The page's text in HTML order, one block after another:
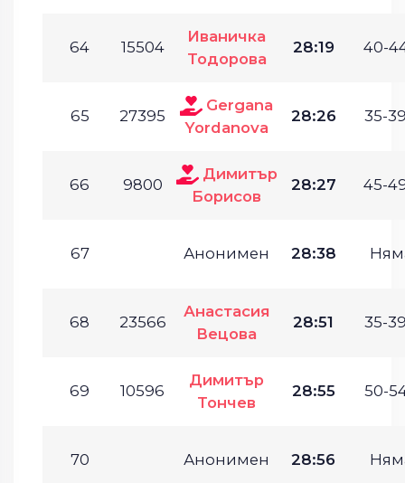
64 15504
Иваничка
Тодорова
28:19 40-
65 27395
Gergana
Yordanova
28:26 35-
66 9800
Димитър
Борисов
28:27 45-
67 Анонимен 28:38
68 23566
Анастасия
Вецова
28:51 35-
69 10596
Димитър
Тончев
28:55 50-
70 Анонимен 28:56